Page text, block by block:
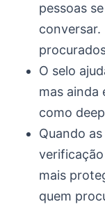
pessoas
conversar.
O selo
mas ainda
como
Quando
mais
quem